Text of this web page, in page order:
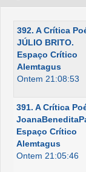
392. A Crítica
JÚLIO BRITO.
Espaço Crítico
Alemtagus
Ontem 21:08:53
391. A Crítica
Espaço Crítico
Alemtagus
Ontem 21:05:46